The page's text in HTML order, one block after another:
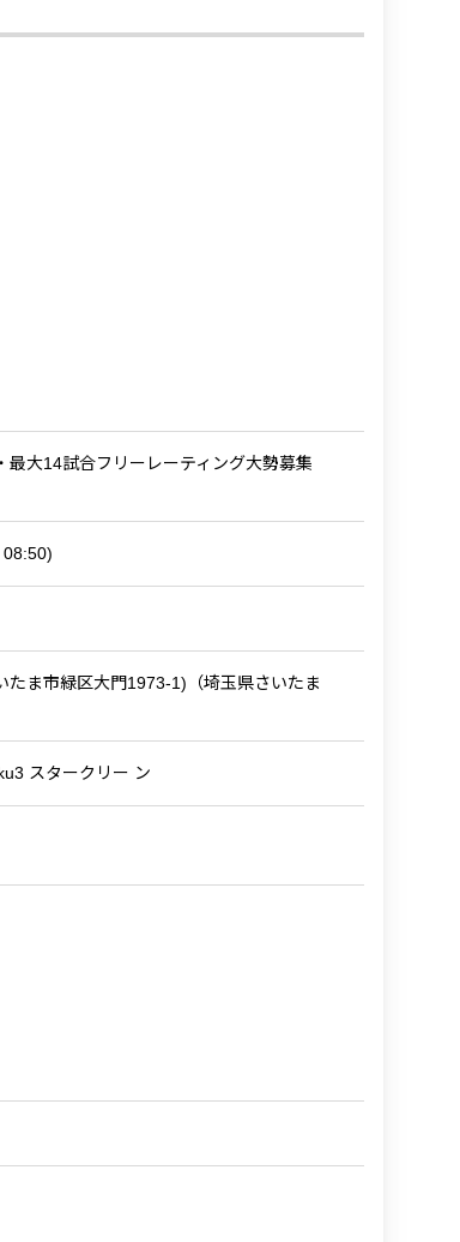
大14試合フリーレーティング大勢募集
たま市緑区大門1973-1)（埼玉県さいたま
スタークリー ン